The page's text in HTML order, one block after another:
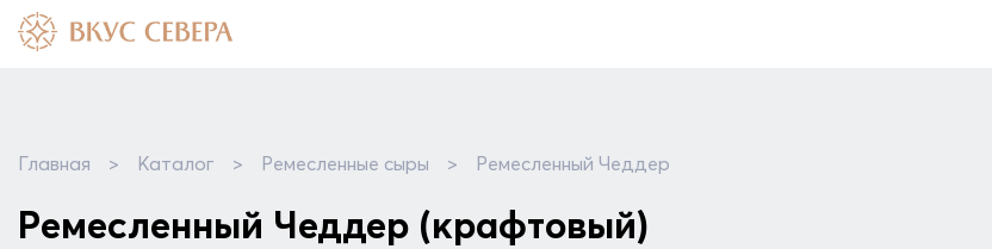
Главная > Каталог > Ремесленные сыры > Ремесленный Чеддер
Ремесленный Чеддер (крафтовый)